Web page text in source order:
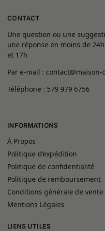
CONTACT
Une question ou une
une réponse en moins de
et 17h
Par e-mail :
Téléphone : 579 979 6756
INFORMATIONS
À Propos
Politique d’expédition
Politique de confidentialité
Politique de remboursement
Conditions générale de vente
Mentions Légales
LIENS UTILES